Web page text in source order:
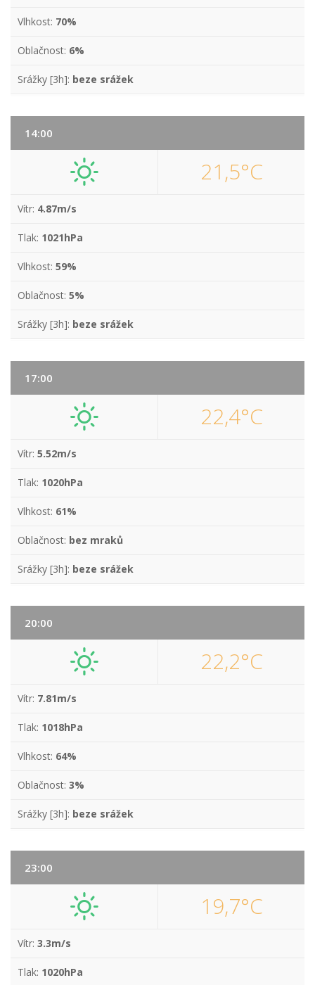
Vlhkost: 70%
Oblačnost: 6%
Srážky [3h]: beze srážek
14:00
21,5°C
Vítr: 4.87m/s
Tlak: 1021hPa
Vlhkost: 59%
Oblačnost: 5%
Srážky [3h]: beze srážek
17:00
22,4°C
Vítr: 5.52m/s
Tlak: 1020hPa
Vlhkost: 61%
Oblačnost: bez mraků
Srážky [3h]: beze srážek
20:00
22,2°C
Vítr: 7.81m/s
Tlak: 1018hPa
Vlhkost: 64%
Oblačnost: 3%
Srážky [3h]: beze srážek
23:00
19,7°C
Vítr: 3.3m/s
Tlak: 1020hPa